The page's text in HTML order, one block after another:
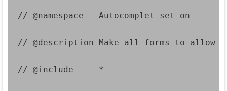
// @namespace   Autocomplet set on
// @description Make all forms to allow
// @include     *